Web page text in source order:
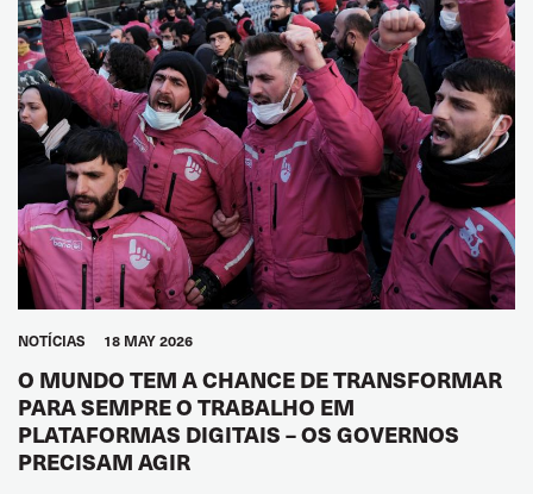
NOTÍCIAS 18 MAY 2026
O MUNDO TEM A CHANCE DE TRANSFORMAR
PARA SEMPRE O TRABALHO EM
PLATAFORMAS DIGITAIS – OS GOVERNOS
PRECISAM AGIR